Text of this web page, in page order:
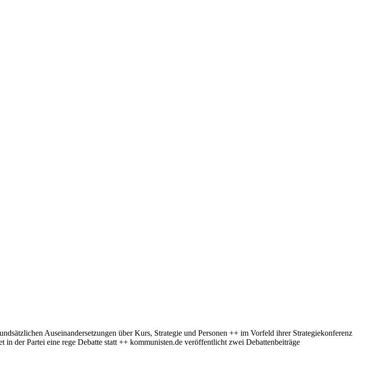
Auseinandersetzungen über Kurs, Strategie und Personen ++ im Vorfeld ihrer Strategiekonferenz
in der Partei eine rege Debatte statt ++ kommunisten.de veröffentlicht zwei Debattenbeiträge